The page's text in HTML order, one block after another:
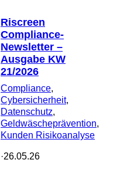
Riscreen
Compliance-
Newsletter –
Ausgabe KW
21/2026
Compliance
Cybersicherheit
Datenschutz
Geldwäscheprävention
Kunden Risikoanalyse
·26.05.26